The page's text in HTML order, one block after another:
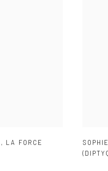
, LA FORCE